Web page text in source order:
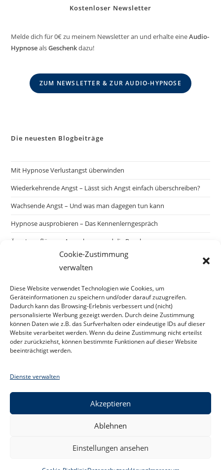
Cookie-Zustimmung
verwalten
Diese Website verwendet Technologien wie Cookies, um
Geräteinformationen zu speichern und/oder darauf zuzugreifen.
Dadurch kann das Browsing-Erlebnis verbessert und (nicht)
personalisierte Werbung gezeigt werden. Durch deine Zustimmung
können Daten wie z.B. das Surfverhalten oder eindeutige IDs auf dieser
Website verarbeitet werden. Wenn du deine Zustimmung nicht erteilst
oder zurückziehst, können bestimmte Funktionen auf dieser Website
beeinträchtigt werden.
Dienste verwalten
Akzeptieren
Ablehnen
Einstellungen ansehen
Kostenloser Newsletter
Melde dich für 0€ zu meinem Newsletter an und erhalte eineAudio-
HypnosealsGeschenkdazu!
ZUM NEWSLETTER & ZUR AUDIO-HYPNOSE
Die neuesten Blogbeiträge
Mit Hypnose Verlustangst überwinden
Wiederkehrende Angst – Lässt sich Angst einfach überschreiben?
Wachsende Angst – Und was man dagegen tun kann
Hypnose ausprobieren – Das Kennenlerngespräch
Ängste auflösen – Ausnahmen und die Regel
Datenschutzerklärung Impressum
Cookie-Richtlinie (EU)